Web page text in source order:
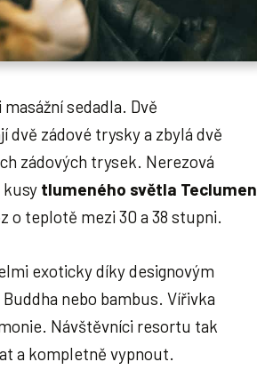
sedadla. Dvě
dvě zádové trysky a zbylá dvě
zádových trysek. Nerezová
kusy tlumeného světla Teclumen
o teplotě mezi 30 a 38 stupni.
exoticky díky designovým
nebo bambus. Vířivka
Návštěvníci resortu tak
a kompletně vypnout.